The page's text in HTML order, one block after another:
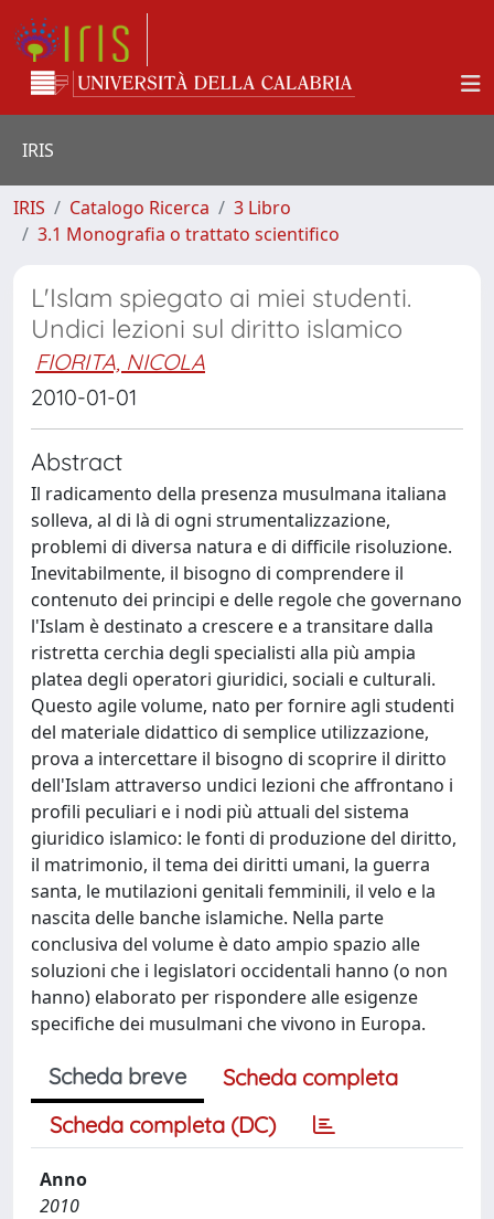
IRIS
IRIS Catalogo Ricerca
3 Libro
3.1 Monografia o trattato scientifico
L'Islam spiegato ai miei studenti.
Undici lezioni sul diritto islamico
FIORITA, NICOLA
2010-01-01
Abstract
Il radicamento della presenza musulmana italiana
solleva, al di là di ogni strumentalizzazione,
problemi di diversa natura e di difficile risoluzione.
Inevitabilmente, il bisogno di comprendere il
contenuto dei principi e delle regole che governano
l'Islam è destinato a crescere e a transitare dalla
ristretta cerchia degli specialisti alla più ampia
platea degli operatori giuridici, sociali e culturali.
Questo agile volume, nato per fornire agli studenti
del materiale didattico di semplice utilizzazione,
prova a intercettare il bisogno di scoprire il diritto
dell'Islam attraverso undici lezioni che affrontano i
profili peculiari e i nodi più attuali del sistema
giuridico islamico: le fonti di produzione del diritto,
il matrimonio, il tema dei diritti umani, la guerra
santa, le mutilazioni genitali femminili, il velo e la
nascita delle banche islamiche. Nella parte
conclusiva del volume è dato ampio spazio alle
soluzioni che i legislatori occidentali hanno (o non
hanno) elaborato per rispondere alle esigenze
specifiche dei musulmani che vivono in Europa.
Scheda breve
Scheda completa
Scheda completa (DC)
Anno
2010